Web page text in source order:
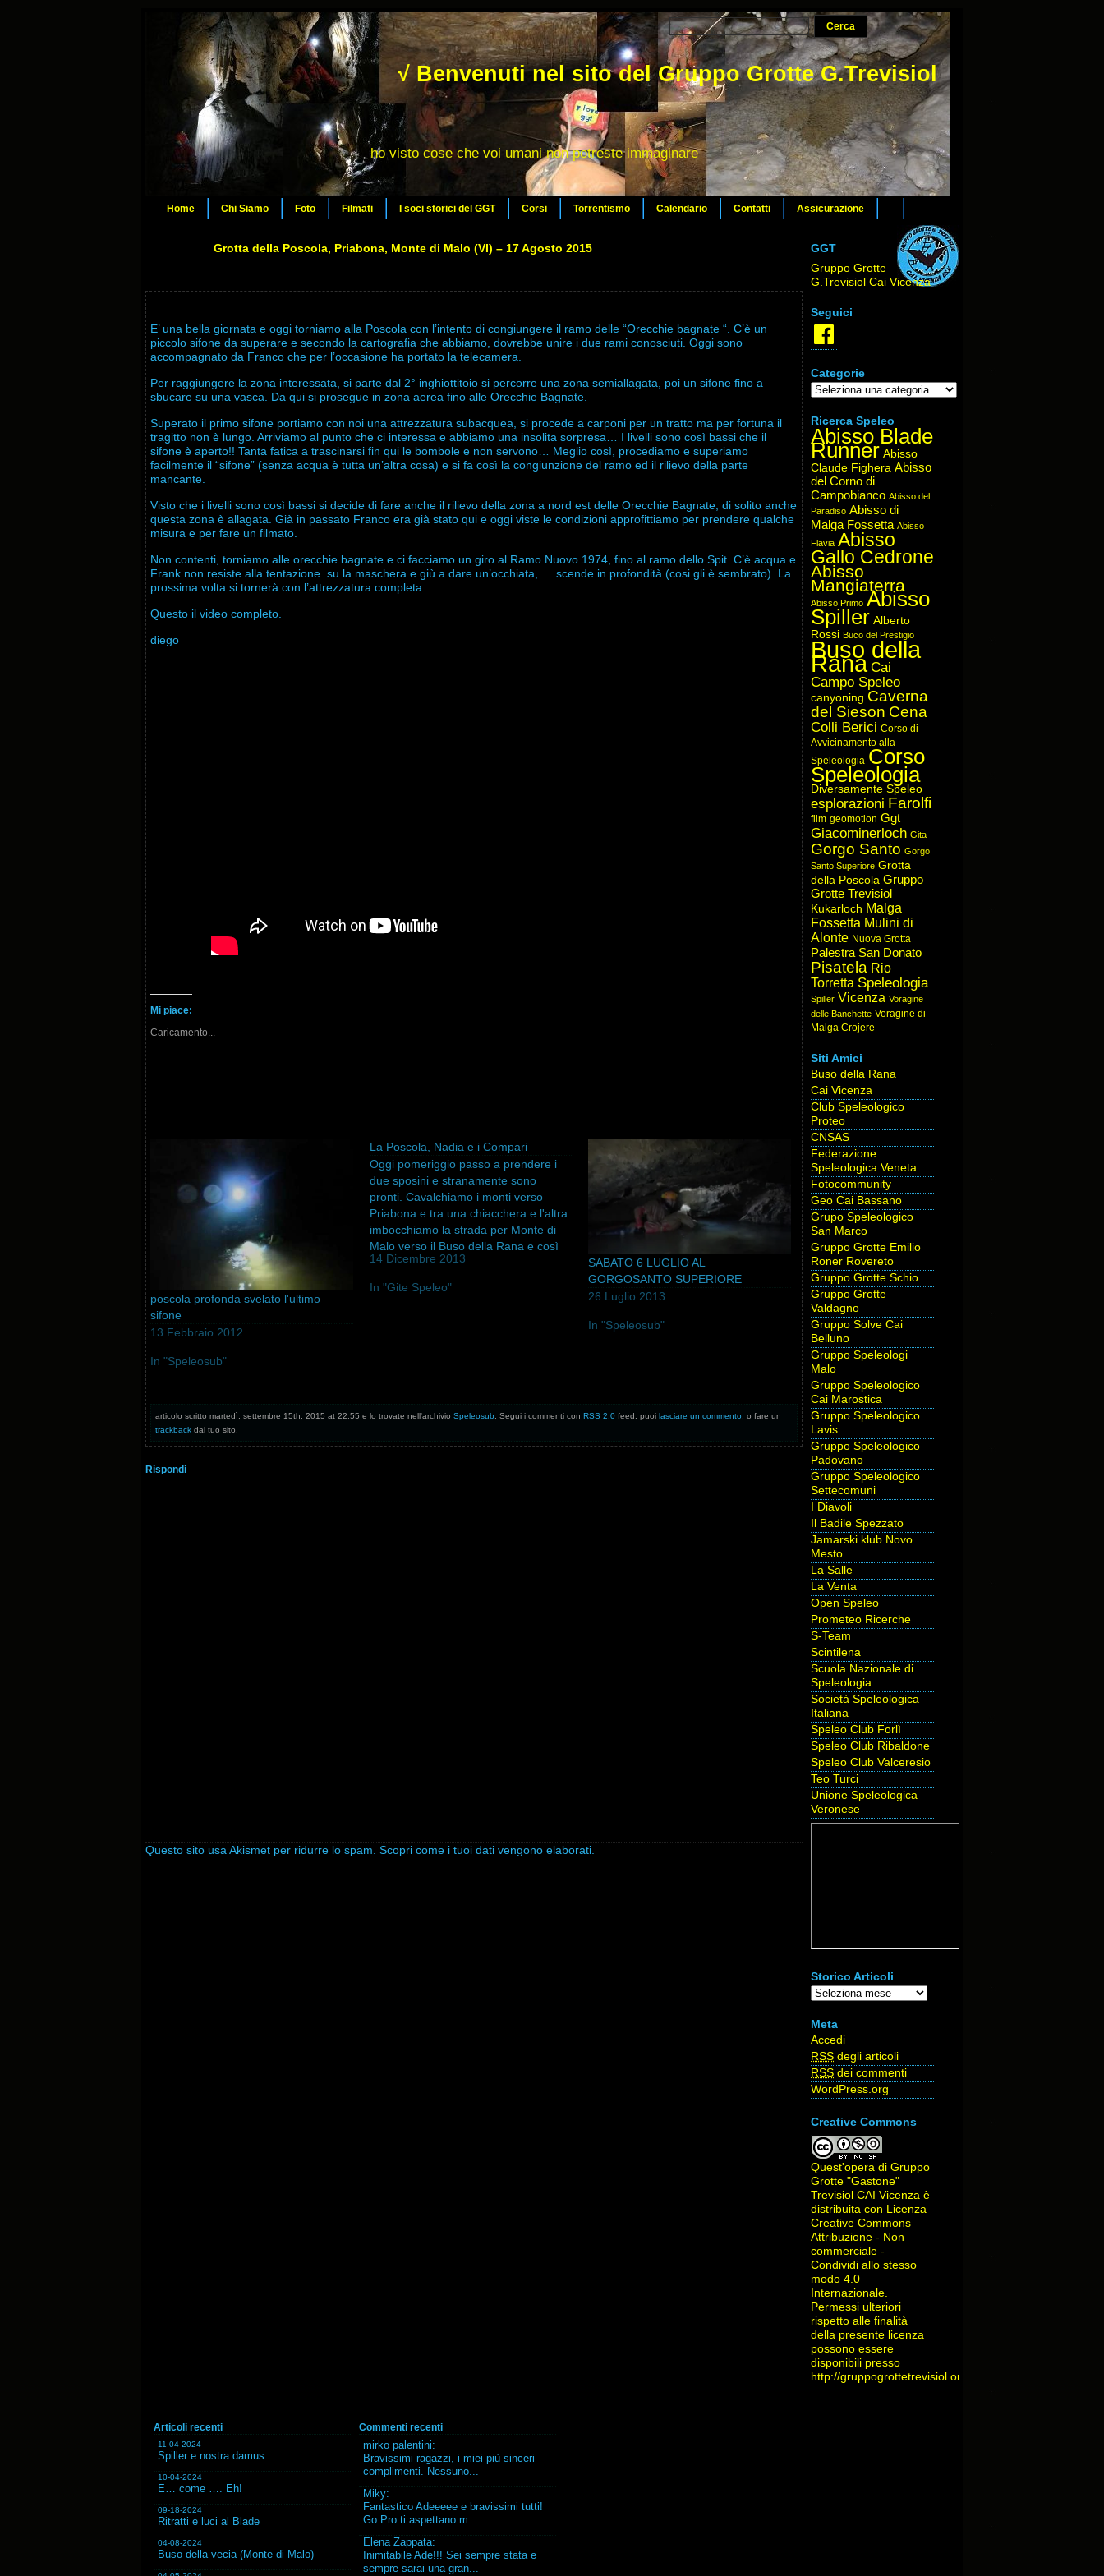
√ Benvenuti nel sito del Gruppo Grotte G.Trevisiol
ho visto cose che voi umani non potreste immaginare
Home Chi Siamo Foto Filmati I soci storici del GGT Corsi Torrentismo Calendario Contatti Assicurazione
Grotta della Poscola, Priabona, Monte di Malo (VI) – 17 Agosto 2015
E’ una bella giornata e oggi torniamo alla Poscola con l’intento di congiungere il ramo delle “Orecchie bagnate “. C’è un
piccolo sifone da superare e secondo la cartografia che abbiamo, dovrebbe unire i due rami conosciuti. Oggi sono
accompagnato da Franco che per l’occasione ha portato la telecamera.
Per raggiungere la zona interessata, si parte dal 2° inghiottitoio si percorre una zona semiallagata, poi un sifone fino a
sbucare su una vasca. Da qui si prosegue in zona aerea fino alle Orecchie Bagnate.
Superato il primo sifone portiamo con noi una attrezzatura subacquea, si procede a carponi per un tratto ma per fortuna il
tragitto non è lungo. Arriviamo al punto che ci interessa e abbiamo una insolita sorpresa… I livelli sono così bassi che il
sifone è aperto!! Tanta fatica a trascinarsi fin qui le bombole e non servono… Meglio così, procediamo e superiamo
facilmente il “sifone” (senza acqua è tutta un’altra cosa) e si fa così la congiunzione del ramo ed il rilievo della parte
mancante.
Visto che i livelli sono così bassi si decide di fare anche il rilievo della zona a nord est delle Orecchie Bagnate; di solito anche
questa zona è allagata. Già in passato Franco era già stato qui e oggi viste le condizioni approfittiamo per prendere qualche
misura e per fare un filmato.
Non contenti, torniamo alle orecchie bagnate e ci facciamo un giro al Ramo Nuovo 1974, fino al ramo dello Spit. C’è acqua e
Frank non resiste alla tentazione..su la maschera e giù a dare un’occhiata, … scende in profondità (cosi gli è sembrato). La
prossima volta si tornerà con l’attrezzatura completa.
Questo il video completo.
diego
Mi piace:
Caricamento...
poscola profonda svelato l'ultimo
sifone
13 Febbraio 2012
In "Speleosub"
La Poscola, Nadia e i Compari
Oggi pomeriggio passo a prendere i
due sposini e stranamente sono
pronti. Cavalchiamo i monti verso
Priabona e tra una chiacchera e l'altra
imbocchiamo la strada per Monte di
Malo verso il Buso della Rana e così
quasi a caso chiedo a Nereo ma tu in
14 Dicembre 2013
In "Gite Speleo"
SABATO 6 LUGLIO AL
GORGOSANTO SUPERIORE
26 Luglio 2013
In "Speleosub"
articolo scritto martedì, settembre 15th, 2015 at 22:55 e lo trovate nell'archivio Speleosub. Segui i commenti con RSS 2.0 feed. puoi lasciare un commento, o fare un
trackback dal tuo sito.
Rispondi
Questo sito usa Akismet per ridurre lo spam. Scopri come i tuoi dati vengono elaborati.
GGT
Gruppo Grotte
G.Trevisiol Cai Vicenza
Seguici
Facebook
Categorie
Categorie
Ricerca Speleo
Abisso Blade
Runner Abisso
Claude Fighera Abisso
del Corno di
Campobianco Abisso del
Paradiso Abisso di
Malga Fossetta Abisso
Flavia Abisso
Gallo Cedrone
Abisso
Mangiaterra
Abisso Primo Abisso
Spiller Alberto
Rossi Buco del Prestigio
Buso della
Rana Cai
Campo Speleo
canyoning Caverna
del Sieson Cena
Colli Berici Corso di
Avvicinamento alla
Speleologia Corso
Speleologia
Diversamente Speleo
esplorazioni Farolfi
film geomotion Ggt
Giacominerloch Gita
Gorgo Santo Gorgo
Santo Superiore Grotta
della Poscola Gruppo
Grotte Trevisiol
Kukarloch Malga
Fossetta Mulini di
Alonte Nuova Grotta
Palestra San Donato
Pisatela Rio
Torretta Speleologia
Spiller Vicenza Voragine
delle Banchette Voragine di
Malga Crojere
Siti Amici
Buso della Rana
Cai Vicenza
Club Speleologico
Proteo
CNSAS
Federazione
Speleologica Veneta
Fotocommunity
Geo Cai Bassano
Grupo Speleologico
San Marco
Gruppo Grotte Emilio
Roner Rovereto
Gruppo Grotte Schio
Gruppo Grotte
Valdagno
Gruppo Solve Cai
Belluno
Gruppo Speleologi
Malo
Gruppo Speleologico
Cai Marostica
Gruppo Speleologico
Lavis
Gruppo Speleologico
Padovano
Gruppo Speleologico
Settecomuni
I Diavoli
Il Badile Spezzato
Jamarski klub Novo
Mesto
La Salle
La Venta
Open Speleo
Prometeo Ricerche
S-Team
Scintilena
Scuola Nazionale di
Speleologia
Società Speleologica
Italiana
Speleo Club Forlì
Speleo Club Ribaldone
Speleo Club Valceresio
Teo Turci
Unione Speleologica
Veronese
Storico Articoli
Storico
Meta
Accedi
RSS degli articoli
RSS dei commenti
WordPress.org
Creative Commons
Quest'opera di Gruppo
Grotte "Gastone"
Trevisiol CAI Vicenza è
distribuita con Licenza
Creative Commons
Attribuzione - Non
commerciale -
Condividi allo stesso
modo 4.0
Internazionale.
Permessi ulteriori
rispetto alle finalità
della presente licenza
possono essere
disponibili presso
http://gruppogrottetrevisiol.org/contatti/
Articoli recenti
11-04-2024
Spiller e nostra damus
10-04-2024
E… come …. Eh!
09-18-2024
Ritratti e luci al Blade
04-08-2024
Buso della vecia (Monte di Malo)
Commenti recenti
mirko palentini:
Bravissimi ragazzi, i miei più sinceri
complimenti. Nessuno...
Miky:
Fantastico Adeeeee e bravissimi tutti!
Go Pro ti aspettano m...
Elena Zappata:
Inimitabile Ade!!! Sei sempre stata e
sempre sarai una gran...